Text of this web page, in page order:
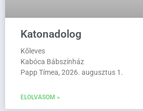
Katonadolog
Kőleves
Kabóca Bábszínház
Papp Tímea, 2026. augusztus 1.
ELOLVASOM »